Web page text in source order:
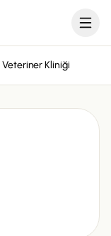
Kliniği